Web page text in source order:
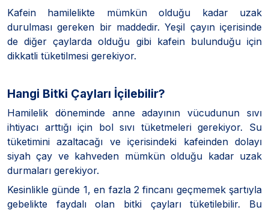
Kafein hamilelikte mümkün olduğu kadar uzak
durulması gereken bir maddedir. Yeşil çayın içerisinde
de diğer çaylarda olduğu gibi kafein bulunduğu için
dikkatli tüketilmesi gerekiyor.
Hangi Bitki Çayları İçilebilir?
Hamilelik döneminde anne adayının vücudunun sıvı
ihtiyacı arttığı için bol sıvı tüketmeleri gerekiyor. Su
tüketimini azaltacağı ve içerisindeki kafeinden dolayı
siyah çay ve kahveden mümkün olduğu kadar uzak
durmaları gerekiyor.
Kesinlikle günde 1, en fazla 2 fincanı geçmemek şartıyla
gebelikte faydalı olan bitki çayları tüketilebilir. Bu